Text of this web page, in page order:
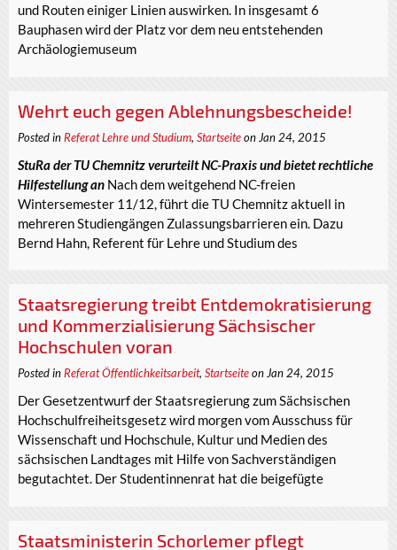
und Routen einiger Linien auswirken. In insgesamt 6
Bauphasen wird der Platz vor dem neu entstehenden
Archäologiemuseum
Wehrt euch gegen Ablehnungsbescheide!
Posted in Referat Lehre und Studium, Startseiteon Jan 24, 2015
StuRa der TU Chemnitz verurteilt NC-Praxis und bietet rechtliche
Hilfestellung an Nach dem weitgehend NC-freien
Wintersemester 11/12, führt die TU Chemnitz aktuell in
mehreren Studiengängen Zulassungsbarrieren ein. Dazu
Bernd Hahn, Referent für Lehre und Studium des
Staatsregierung treibt Entdemokratisierung
und Kommerzialisierung Sächsischer
Hochschulen voran
Posted inReferat Öffentlichkeitsarbeit, Startseiteon Jan 24, 2015
Der Gesetzentwurf der Staatsregierung zum Sächsischen
Hochschulfreiheitsgesetz wird morgen vom Ausschuss für
Wissenschaft und Hochschule, Kultur und Medien des
sächsischen Landtages mit Hilfe von Sachverständigen
begutachtet. Der Studentinnenrat hat die beigefügte
Staatsministerin Schorlemer pflegt